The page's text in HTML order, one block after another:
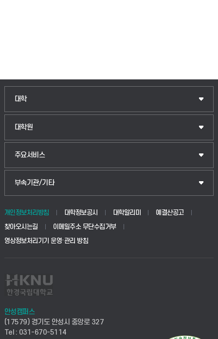
대학
대학원
주요서비스
부속기관/기타
개인정보처리방침 대학정보공시 대학알리미
예결산공고
찾아오시는길
이메일주소 무단수집거부
영상정보처리기기 운영·관리 방침
안성캠퍼스
(17579) 경기도 안성시 중앙로 327
Tel : 031-670-5114